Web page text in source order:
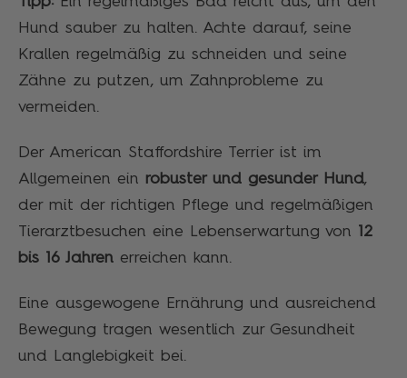
Hund sauber zu halten. Achte darauf, seine
Krallen regelmäßig zu schneiden und seine
Zähne zu putzen, um Zahnprobleme zu
vermeiden.
Der American Staffordshire Terrier ist im
Allgemeinen ein robuster und gesunder Hund,
der mit der richtigen Pflege und regelmäßigen
Tierarztbesuchen eine Lebenserwartung von 12
bis 16 Jahren erreichen kann.
Eine ausgewogene Ernährung und ausreichend
Bewegung tragen wesentlich zur Gesundheit
und Langlebigkeit bei.